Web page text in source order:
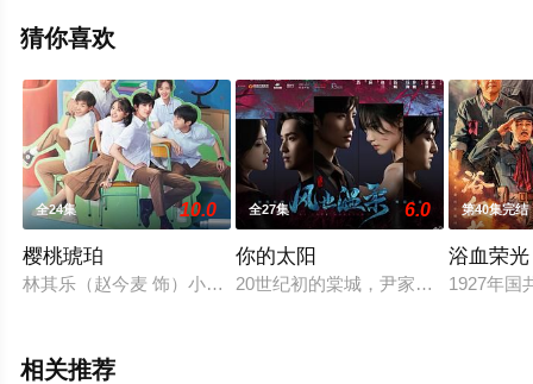
视剧提前免费观看，更多剧情信息可移步至豆瓣电视剧、
猜你喜欢
全24集 10.0
樱桃琥珀
林其乐（赵今麦 饰）小名樱桃，在父母的呵护下，与余樵、秦
全27集 6.0
你的太阳
20世纪初的棠城，尹家和陆家共系
第40集完结
浴血荣光
1927年国
相关推荐